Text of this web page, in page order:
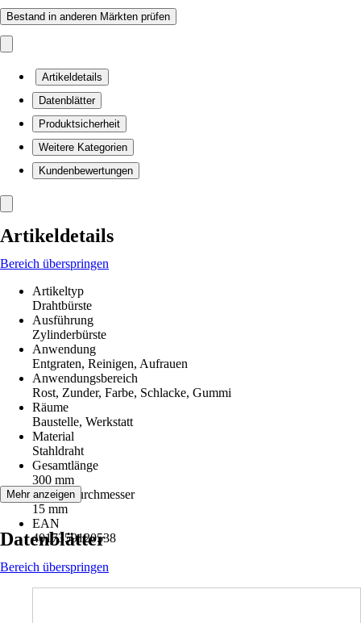
Bestand in anderen Märkten prüfen
Artikeldetails
Datenblätter
Produktsicherheit
Weitere Kategorien
Kundenbewertungen
Artikeldetails
Bereich überspringen
Artikeltyp
Drahtbürste
Ausführung
Zylinderbürste
Anwendung
Entgraten, Reinigen, Aufrauen
Anwendungsbereich
Rost, Zunder, Farbe, Schlacke, Gummi
Räume
Baustelle, Werkstatt
Material
Stahldraht
Gesamtlänge
300 mm
Gesamtdurchmesser
15 mm
EAN
4017359120538
Mehr anzeigen
Datenblätter
Bereich überspringen